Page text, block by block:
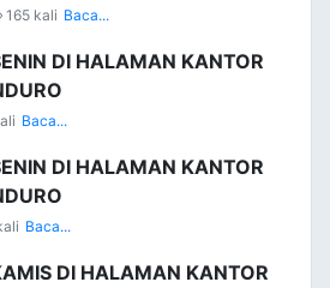
165 kali Baca...
DI HALAMAN KANTOR
Baca...
DI HALAMAN KANTOR
Baca...
DI HALAMAN KANTOR